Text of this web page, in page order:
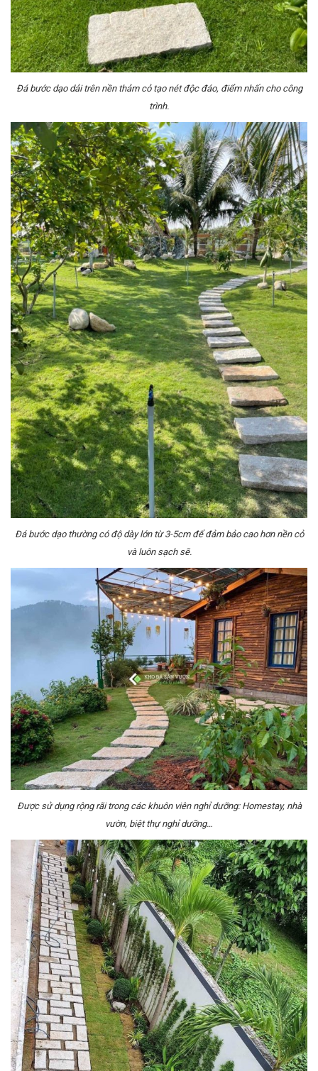
Đá bước dạo dải trên nền thảm cỏ tạo nét độc đáo, điểm nhấn cho công
trình.
Đá bước dạo thường có độ dày lớn từ 3-5cm để đảm bảo cao hơn nền cỏ
và luôn sạch sẽ.
Được sử dụng rộng rãi trong các khuôn viên nghỉ dưỡng: Homestay, nhà
vườn, biệt thự nghỉ dưỡng…